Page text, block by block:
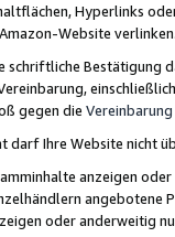
Hyperlinks
Website
schriftliche
gegen die Vereinbarung
darf Ihre Website nicht
anzeigen
oder anderweitig